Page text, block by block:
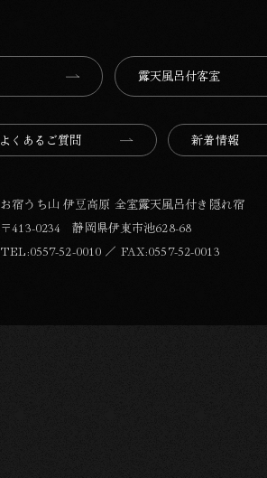
露天風呂付客室
よくあるご質問 新着情報
お宿うち山 伊豆高原 全室露天風呂付き隠れ宿
〒413-0234 静岡県伊東市池628-68
TEL:0557-52-0010 ／ FAX:0557-52-0013